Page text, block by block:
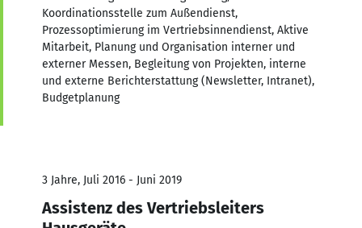
Koordinationsstelle zum Außendienst,
Prozessoptimierung im Vertriebsinnendienst, Aktive
Mitarbeit, Planung und Organisation interner und
externer Messen, Begleitung von Projekten, interne
und externe Berichterstattung (Newsletter, Intranet),
Budgetplanung
3 Jahre, Juli 2016 - Juni 2019
Assistenz des Vertriebsleiters